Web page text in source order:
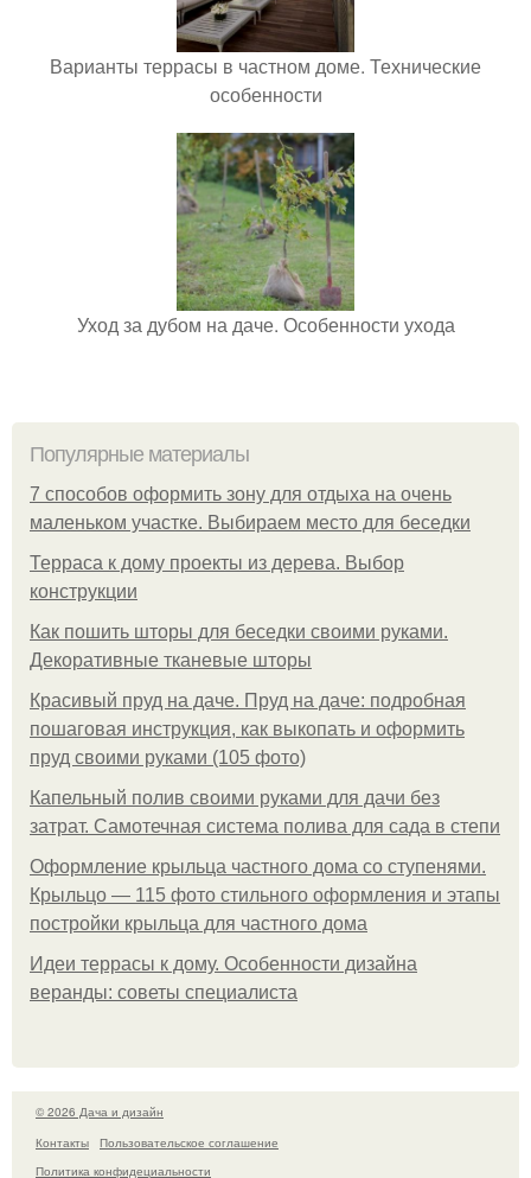
Варианты террасы в частном доме. Технические
особенности
Уход за дубом на даче. Особенности ухода
Популярные материалы
7 способов оформить зону для отдыха на очень
маленьком участке. Выбираем место для беседки
Терраса к дому проекты из дерева. Выбор
конструкции
Как пошить шторы для беседки своими руками.
Декоративные тканевые шторы
Красивый пруд на даче. Пруд на даче: подробная
пошаговая инструкция, как выкопать и оформить
пруд своими руками (105 фото)
Капельный полив своими руками для дачи без
затрат. Самотечная система полива для сада в степи
Оформление крыльца частного дома со ступенями.
Крыльцо — 115 фото стильного оформления и этапы
постройки крыльца для частного дома
Идеи террасы к дому. Особенности дизайна
веранды: советы специалиста
© 2026 Дача и дизайн
Контакты
Пользовательское соглашение
Политика конфидециальности